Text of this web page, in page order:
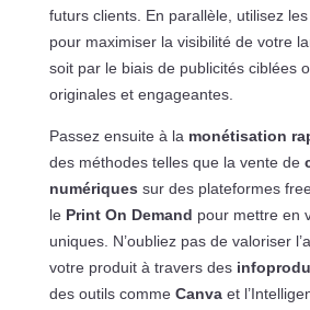
futurs clients. En parallèle, utilisez les
pour maximiser la visibilité de votre
soit par le biais de publicités ciblées
originales et engageantes.
Passez ensuite à la monétisation
des méthodes telles que la vente de
numériques sur des plateformes
le Print On Demand pour mettre en
uniques. N’oubliez pas de valoriser
votre produit à travers des
des outils comme Canvaet